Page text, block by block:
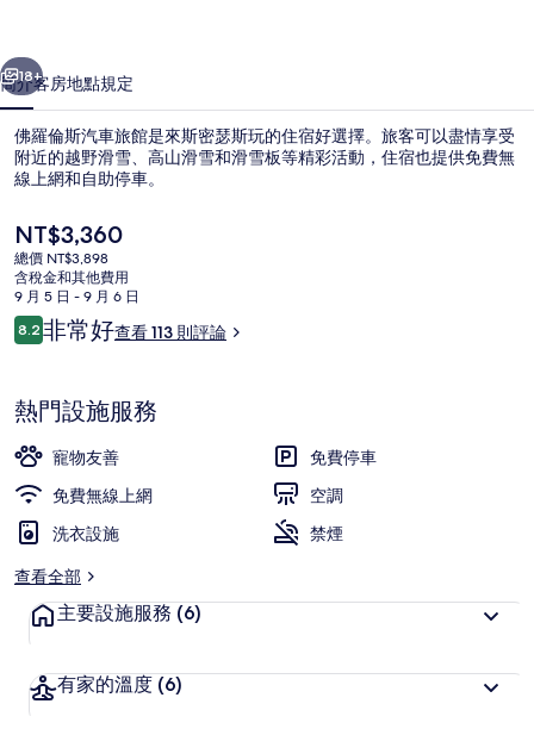
館
的
相
片
集
個 下一個
18+
簡介客房地點規定
佛羅倫斯汽車旅館是來斯密瑟斯玩的住宿好選擇。旅客可以盡情享受
附近的越野滑雪、高山滑雪和滑雪板等精彩活動，住宿也提供免費無
線上網和自助停車。
目
前
的
價
格
是
NT$3,360
總價 NT$3,898
含稅金和其他費用
9 月 5 日 - 9 月 6 日
評
論
8.28.2 分，滿分 10 分，
非常好查看 113 則評論
熱門設施服務
寵物友善
免費停車
免費無線上網
空調
洗衣設施
禁煙
查看全部
主要設施服務 (6)
有家的溫度 (6)